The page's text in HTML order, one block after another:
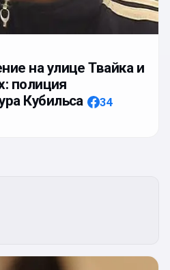
на улице Твайка и
полиция
Кубильса
34